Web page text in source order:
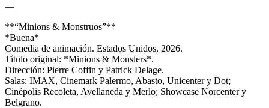
—
**“Minions & Monstruos”**
*Buena*
Comedia de animación. Estados Unidos, 2026.
Título original: *Minions & Monsters*.
Dirección: Pierre Coffin y Patrick Delage.
Salas: IMAX, Cinemark Palermo, Abasto, Unicenter y Dot;
Cinépolis Recoleta, Avellaneda y Merlo; Showcase Norcenter y
Belgrano.